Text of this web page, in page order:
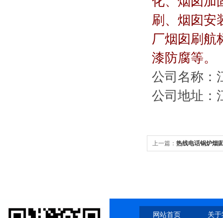
刷、烟囱安
厂烟囱刷航
漆防腐等。
公司名称：
公司地址：
上一篇： 热线电话锅炉烟
网站首页 关